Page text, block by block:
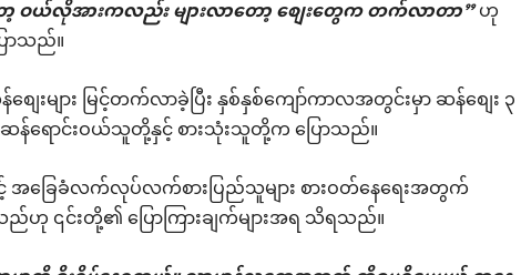
ဝယ်လိုအားကလည်း များလာတော့ စျေးတွေက တက်လာတာ”ဟု
ာသည်။
ေးများ မြင့်တက်လာခဲ့ပြီး နှစ်နှစ်ကျော်ကာလအတွင်းမှာ ဆန်စျေး ၃
န်ရောင်းဝယ်သူတို့နှင့် စားသုံးသူတို့က ပြောသည်။
င့် အခြေခံလက်လုပ်လက်စားပြည်သူများ စားဝတ်နေရေးအတွက်
၎င်းတို့၏ ပြောကြားချက်များအရ သိရသည်။